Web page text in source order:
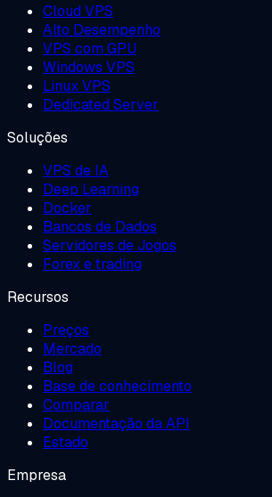
Cloud VPS
Alto Desempenho
VPS com GPU
Windows VPS
Linux VPS
Dedicated Server
Soluções
VPS de IA
Deep Learning
Docker
Bancos de Dados
Servidores de Jogos
Forex e trading
Recursos
Preços
Mercado
Blog
Base de conhecimento
Comparar
Documentação da API
Estado
Empresa